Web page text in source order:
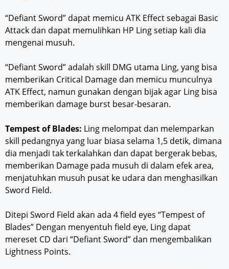
“Defiant Sword” dapat memicu ATK Effect sebagai Basic
Attack dan dapat memulihkan HP Ling setiap kali dia
mengenai musuh.
“Defiant Sword” adalah skill DMG utama Ling, yang bisa
memberikan Critical Damage dan memicu munculnya
ATK Effect, namun gunakan dengan bijak agar Ling bisa
memberikan damage burst besar-besaran.
Tempest of Blades: Ling melompat dan melemparkan
skill pedangnya yang luar biasa selama 1,5 detik, dimana
dia menjadi tak terkalahkan dan dapat bergerak bebas,
memberikan Damage pada musuh di dalam efek area,
menjatuhkan musuh pusat ke udara dan menghasilkan
Sword Field.
Ditepi Sword Field akan ada 4 field eyes “Tempest of
Blades” Dengan menyentuh field eye, Ling dapat
mereset CD dari “Defiant Sword” dan mengembalikan
Lightness Points.